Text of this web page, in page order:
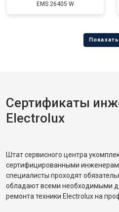
EMS 26405 W
Сертификаты
Electrolux
Штат сервисного центра
сертифицированными
специалисты проходят
обладают всеми необходимыми
ремонта техники Electrolux на